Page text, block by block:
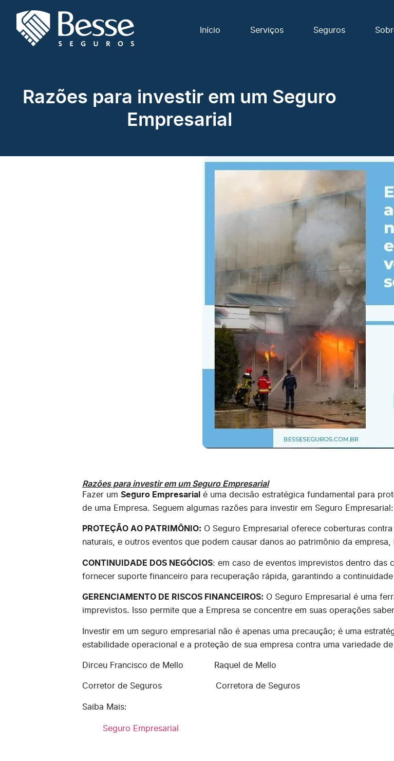
Início Serviços Seguros
Razões para investir em um Seguro
Empresarial
Razões para investir em um Seguro Empresarial
Fazer um Seguro Empresarial é uma decisão estratégica fundamental para
de uma Empresa. Seguem algumas razões para investir em Seguro Empresarial:
PROTEÇÃO AO PATRIMÔNIO: O Seguro Empresarial oferece coberturas
naturais, e outros eventos que podem causar danos ao patrimônio da
CONTINUIDADE DOS NEGÓCIOS: em caso de eventos imprevistos dentro das
fornecer suporte financeiro para recuperação rápida, garantindo a
GERENCIAMENTO DE RISCOS FINANCEIROS: O Seguro Empresarial é uma
imprevistos. Isso permite que a Empresa se concentre em suas operações
Investir em um seguro empresarial não é apenas uma precaução; é uma
estabilidade operacional e a proteção de sua empresa contra uma variedade
Dirceu Francisco de Mello Raquel de Mello
Corretor de Seguros Corretora de Seguros
Saiba Mais:
Seguro Empresarial